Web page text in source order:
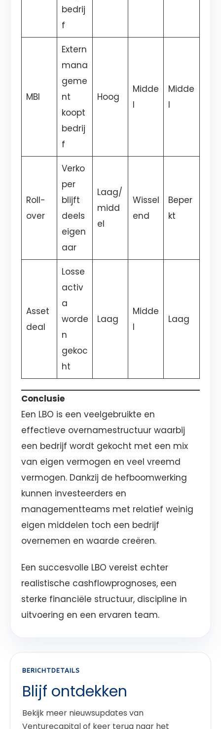
bedrij
f
MBI
Extern
mana
geme
nt
koopt
bedrij
f
Hoog
Midde
l
Midde
l
Roll-
over
Verko
per
blijft
deels
eigen
aar
Laag/
midd
el
Wissel
end
Beper
kt
Asset
deal
Losse
activ
a
worde
n
gekoc
ht
Laag
Midde
l
Laag
Conclusie
Een LBO is een veelgebruikte en
effectieve overnamestructuur waarbij
een bedrijf wordt gekocht met een mix
van eigen vermogen en veel vreemd
vermogen. Dankzij de hefboomwerking
kunnen investeerders en
managementteams met relatief weinig
eigen middelen toch een bedrijf
overnemen en waarde creëren.
Een succesvolle LBO vereist echter
realistische cashflowprognoses, een
sterke financiële structuur, discipline in
uitvoering en een ervaren team.
BERICHTDETAILS
Blijf ontdekken
Bekijk meer nieuwsupdates van
Venturecapital of keer terug naar het